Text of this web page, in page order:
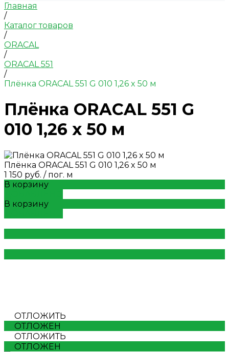
Главная
/
Каталог товаров
/
ORACAL
/
ORACAL 551
/
Плёнка ORACAL 551 G 010 1,26 x 50 м
Плёнка ORACAL 551 G
010 1,26 x 50 м
Плёнка ORACAL 551 G 010 1,26 x 50 м
1 150 руб. / пог. м
В корзину
В корзину
ОТЛОЖИТЬ
ОТЛОЖЕН
ОТЛОЖИТЬ
ОТЛОЖЕН